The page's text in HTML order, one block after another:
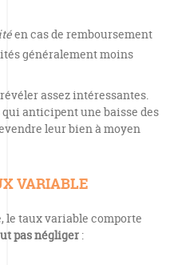
en cas de remboursement
généralement moins
assez intéressantes.
qui anticipent une baisse des
leur bien à moyen
VARIABLE
le taux variable comporte
pas négliger :